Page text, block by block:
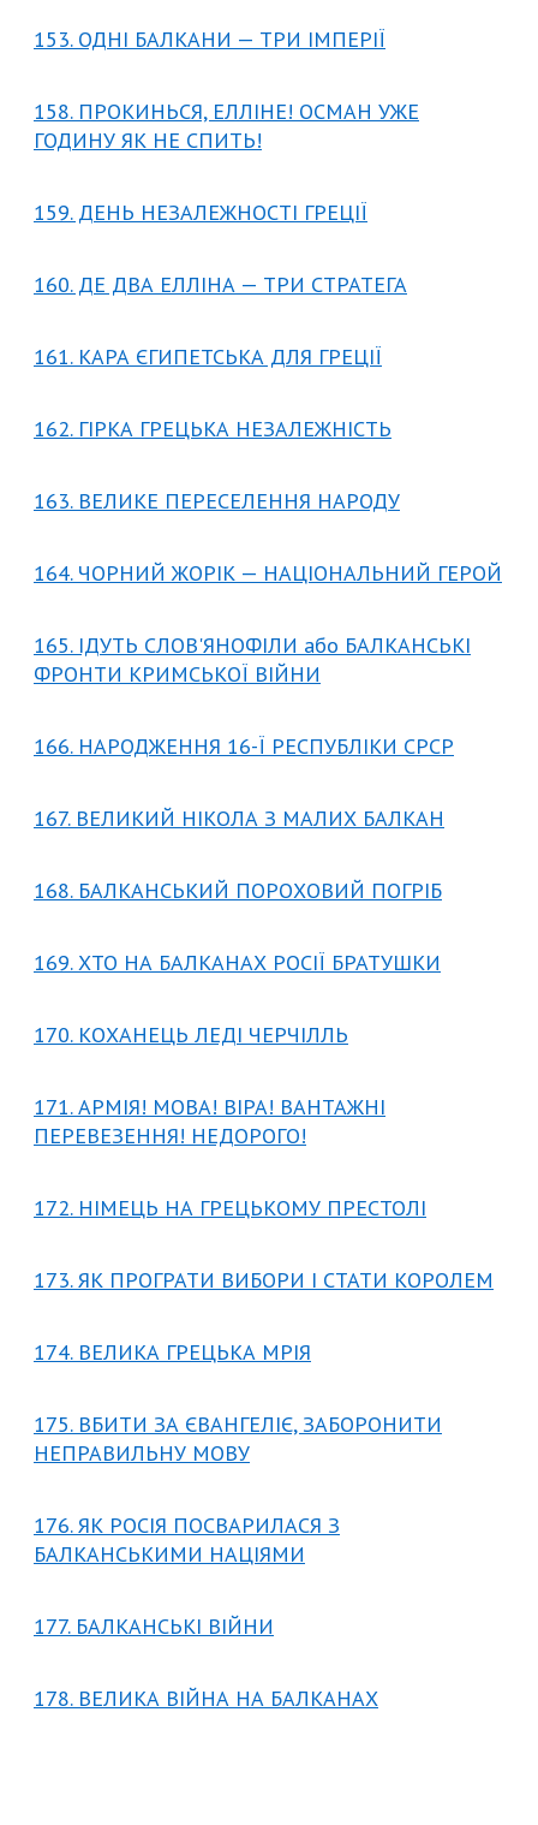
153. ОДНІ БАЛКАНИ — ТРИ ІМПЕРІЇ
158. ПРОКИНЬСЯ, ЕЛЛІНЕ! ОСМАН УЖЕ
ГОДИНУ ЯК НЕ СПИТЬ!
159. ДЕНЬ НЕЗАЛЕЖНОСТІ ГРЕЦІЇ
160. ДЕ ДВА ЕЛЛІНА — ТРИ СТРАТЕГА
161. КАРА ЄГИПЕТСЬКА ДЛЯ ГРЕЦІЇ
162. ГІРКА ГРЕЦЬКА НЕЗАЛЕЖНІСТЬ
163. ВЕЛИКЕ ПЕРЕСЕЛЕННЯ НАРОДУ
164. ЧОРНИЙ ЖОРІК — НАЦІОНАЛЬНИЙ ГЕРОЙ
165. ІДУТЬ СЛОВ'ЯНОФІЛИ або БАЛКАНСЬКІ
ФРОНТИ КРИМСЬКОЇ ВІЙНИ
166. НАРОДЖЕННЯ 16-Ї РЕСПУБЛІКИ СРСР
167. ВЕЛИКИЙ НІКОЛА З МАЛИХ БАЛКАН
168. БАЛКАНСЬКИЙ ПОРОХОВИЙ ПОГРІБ
169. ХТО НА БАЛКАНАХ РОСІЇ БРАТУШКИ
170. КОХАНЕЦЬ ЛЕДІ ЧЕРЧІЛЛЬ
171. АРМІЯ! МОВА! ВІРА! ВАНТАЖНІ
ПЕРЕВЕЗЕННЯ! НЕДОРОГО!
172. НІМЕЦЬ НА ГРЕЦЬКОМУ ПРЕСТОЛІ
173. ЯК ПРОГРАТИ ВИБОРИ І СТАТИ КОРОЛЕМ
174. ВЕЛИКА ГРЕЦЬКА МРІЯ
175. ВБИТИ ЗА ЄВАНГЕЛІЄ, ЗАБОРОНИТИ
НЕПРАВИЛЬНУ МОВУ
176. ЯК РОСІЯ ПОСВАРИЛАСЯ З
БАЛКАНСЬКИМИ НАЦІЯМИ
177. БАЛКАНСЬКІ ВІЙНИ
178. ВЕЛИКА ВІЙНА НА БАЛКАНАХ